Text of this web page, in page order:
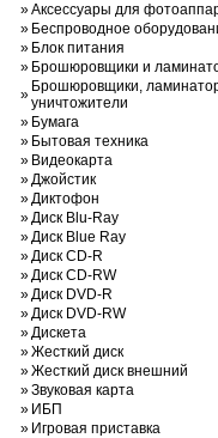
»Аксессуары для
» Беспроводное
» Блок питания
» Брошюровщики и
» Брошюровщики,
уничтожители
» Бумага
» Бытовая техника
» Видеокарта
»Джойстик
»Диктофон
»Диск Blu-Ray
»Диск Blue Ray
»Диск CD-R
»Диск CD-RW
»Диск DVD-R
»Диск DVD-RW
»Дискета
»Жесткий диск
»Жесткий диск внешний
»Звуковая карта
» ИБП
» Игровая приставка